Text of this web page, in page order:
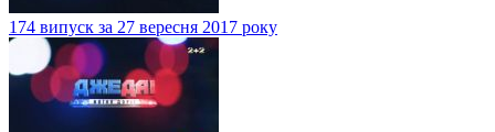
174 випуск за 27 вересня 2017 року